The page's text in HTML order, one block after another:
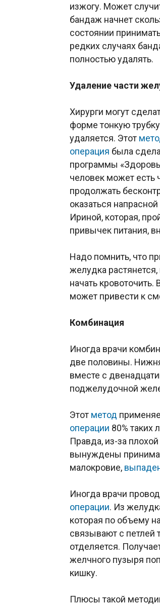
изжогу. Может
бандаж начнет
состоянии
редких случаях
полностью удалять.
Удаление части
Хирурги могут
форме тонкую
удаляется. Этот
операция была
программы
человек может есть
продолжать
оказаться
Ириной, которая,
привычек питания,
Надо помнить, что
желудка
начать
может привести к
Комбинация
Иногда врачи
две половины.
вместе с
поджелудочной
Этот метод
операции 80% таких
Правда, из-за
вынуждены
малокровие,
Иногда врачи
операции. Из
которая по объему
связывают с петлей
отделяется.
желчного пузыря
кишку.
Плюсы такой